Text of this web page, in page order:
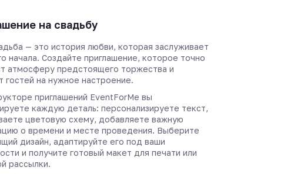
на свадьбу
— это история любви, которая заслуживает
начала. Создайте приглашение, которое точно
атмосферу предстоящего торжества и
гостей на нужное настроение.
приглашений EventForMe вы
каждую деталь: персонализируете текст,
цветовую схему, добавляете важную
о времени и месте проведения. Выберите
дизайн, адаптируйте его под ваши
и получите готовый макет для печати или
рассылки.